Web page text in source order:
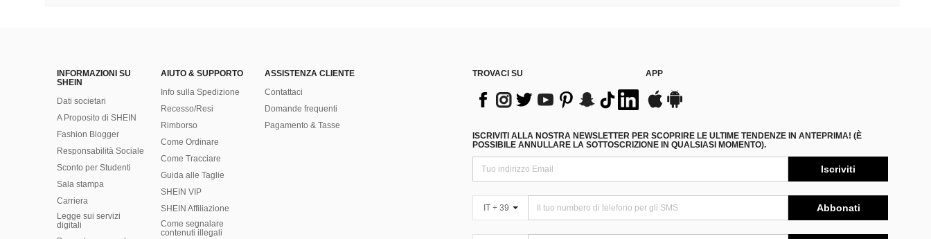
INFORMAZIONI SU
SHEIN
Dati societari
A Proposito di SHEIN
Fashion Blogger
Responsabilità Sociale
Sconto per Studenti
Sala stampa
Carriera
Legge sui servizi
digitali
AIUTO & SUPPORTO
Info sulla Spedizione
Recesso/Resi
Rimborso
Come Ordinare
Come Tracciare
Guida alle Taglie
SHEIN VIP
SHEIN Affiliazione
Come segnalare
contenuti illegali
ASSISTENZA CLIENTE
Contattaci
Domande frequenti
Pagamento & Tasse
TROVACI SU APP
ISCRIVITI ALLA NOSTRA NEWSLETTER PER SCOPRIRE LE ULTIME TENDENZE IN ANTEPRIMA! (È
POSSIBILE ANNULLARE LA SOTTOSCRIZIONE IN QUALSIASI MOMENTO).
Iscriviti
IT + 39 Abbonati